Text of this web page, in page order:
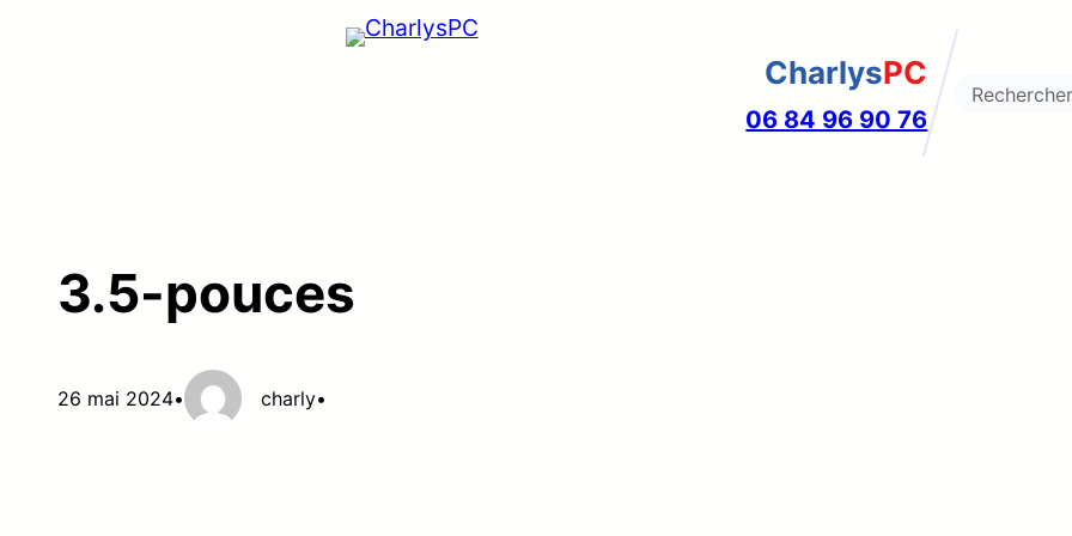
CharlysPC
06 84 96 90 76
Search
3.5-pouces
26 mai 2024• charly•